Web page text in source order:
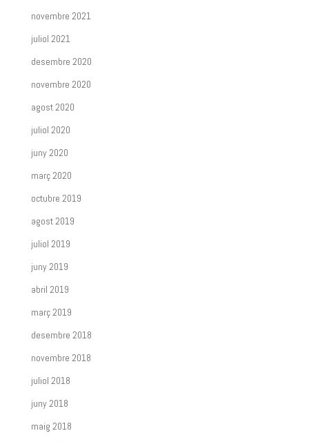
novembre 2021
juliol 2021
desembre 2020
novembre 2020
agost 2020
juliol 2020
juny 2020
març 2020
octubre 2019
agost 2019
juliol 2019
juny 2019
abril 2019
març 2019
desembre 2018
novembre 2018
juliol 2018
juny 2018
maig 2018